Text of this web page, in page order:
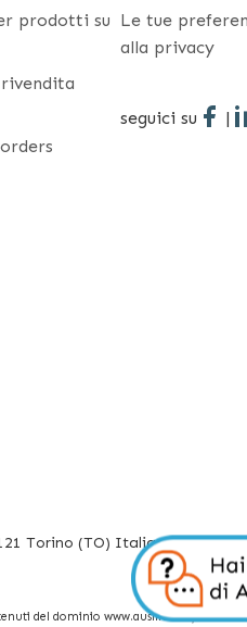
prodotti su Le tue
alla privacy
seguici su |
Torino (TO) Italia
del dominio www.ausilium.it/ relativi